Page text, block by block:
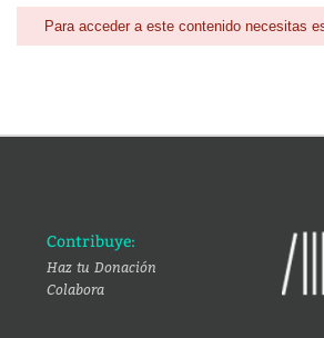
Para acceder a este contenido necesitas
Contribuye:
Haz tu Donación
Colabora